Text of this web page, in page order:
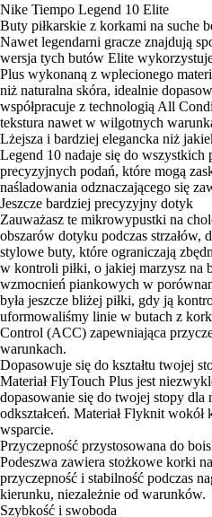
Nike Tiempo Legend 10 Elite
Buty piłkarskie z korkami na suche
Nawet legendarni gracze znajdują
wersja tych butów Elite
Plus wykonaną z wplecionego
niż naturalna skóra, idealnie
współpracuje z technologią All
tekstura nawet w wilgotnych
Lżejsza i bardziej elegancka niż
Legend 10 nadaje się do
precyzyjnych podań, które mogą
naśladowania odznaczającego się
Jeszcze bardziej precyzyjny dotyk
Zauważasz te mikrowypustki na
obszarów dotyku podczas strzałów,
stylowe buty, które ograniczają
w kontroli piłki, o jakiej marzysz na
wzmocnień piankowych w
była jeszcze bliżej piłki, gdy ją
uformowaliśmy linie w butach z
Control (ACC) zapewniająca
warunkach.
Dopasowuje się do kształtu twojej
Materiał FlyTouch Plus jest
dopasowanie się do twojej stopy dla
odkształceń. Materiał Flyknit
wsparcie.
Przyczepność przystosowana do
Podeszwa zawiera stożkowe korki
przyczepność i stabilność podczas
kierunku, niezależnie od warunków.
Szybkość i swoboda